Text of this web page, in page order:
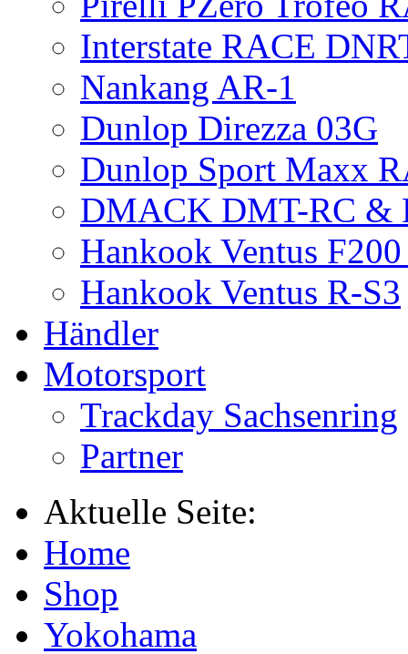
Interstate RACE
Nankang AR-1
Dunlop Direzza 03G
Dunlop Sport Maxx
DMACK DMT-RC &
Hankook Ventus
Hankook Ventus R-S3
Händler
Motorsport
Trackday Sachsenring
Partner
Aktuelle Seite:
Home
Shop
Yokohama